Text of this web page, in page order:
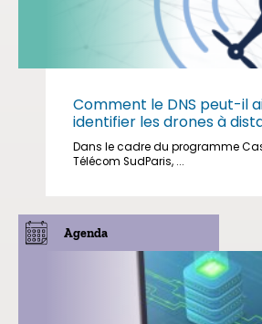
Comment le DNS peut-il
identifier les drones à
Dans le cadre du programme
Télécom SudParis, ...
Agenda